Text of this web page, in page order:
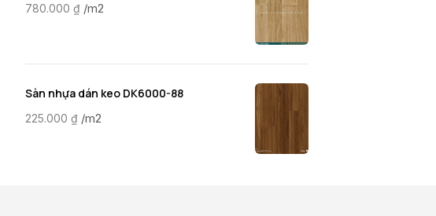
780.000 ₫ /m2
Sàn nhựa dán keo DK6000-88
225.000 ₫ /m2